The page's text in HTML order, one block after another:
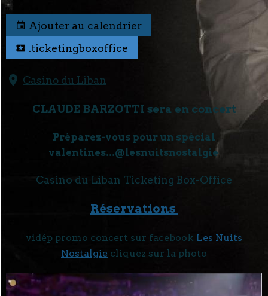
Ajouter au calendrier
.ticketingboxoffice
Casino du Liban
CLAUDE BARZOTTI sera en concert
Préparez-vous pour un spécial
valentines...@lesnuitsnostalgie
Casino du Liban Ticketing Box-Office
Réservations
vidép promo concert sur facebook Les Nuits
Nostalgie cliquez sur la photo